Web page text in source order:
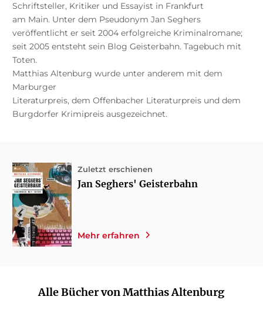
Schriftsteller, Kritiker und Essayist in Frankfurt
am Main. Unter dem Pseudonym Jan Seghers
veröffentlicht er seit 2004 erfolgreiche Kriminalromane;
seit 2005 entsteht sein Blog Geisterbahn. Tagebuch mit
Toten.
Matthias Altenburg wurde unter anderem mit dem
Marburger
Literaturpreis, dem Offenbacher Literaturpreis und dem
Burgdorfer Krimipreis ausgezeichnet.
Zuletzt erschienen
Jan Seghers' Geisterbahn
Mehr erfahren
Alle Bücher von Matthias Altenburg